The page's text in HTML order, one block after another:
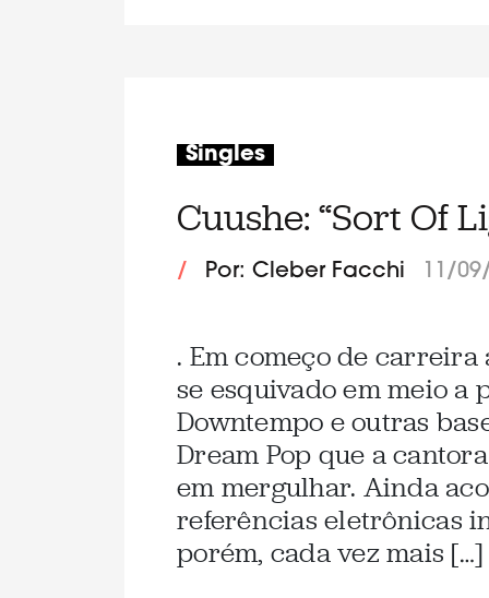
Singles
Cuushe: “Sort Of
/ Por: Cleber Facchi 11/
. Em começo de
se esquivado em meio a
Downtempo e outras
Dream Pop que a
em mergulhar. Ainda
referências eletrônicas
porém, cada vez mais […]